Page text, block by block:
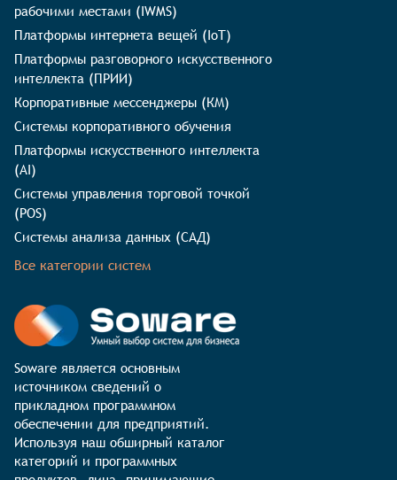
рабочими местами (IWMS)
Платформы интернета вещей (IoT)
Платформы разговорного искусственного
интеллекта (ПРИИ)
Корпоративные мессенджеры (КМ)
Системы корпоративного обучения
Платформы искусственного интеллекта
(AI)
Системы управления торговой точкой
(POS)
Системы анализа данных (САД)
Все категории систем
Soware является основным
источником сведений о
прикладном программном
обеспечении для предприятий.
Используя наш обширный каталог
категорий и программных